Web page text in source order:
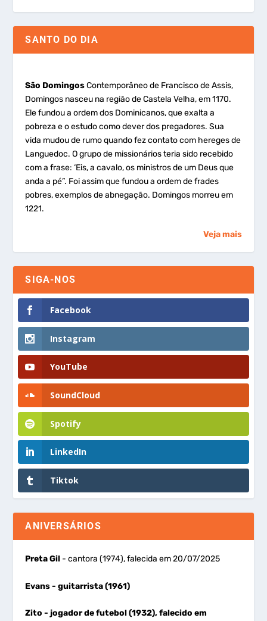
SANTO DO DIA
São DomingosContemporâneo de Francisco de Assis,
Domingos nasceu na região de Castela Velha, em 1170.
Ele fundou a ordem dos Dominicanos, que exalta a
pobreza e o estudo como dever dos pregadores. Sua
vida mudou de rumo quando fez contato com hereges de
Languedoc. O grupo de missionários teria sido recebido
com a frase: ‘Eis, a cavalo, os ministros de um Deus que
anda a pé”. Foi assim que fundou a ordem de frades
pobres, exemplos de abnegação. Domingos morreu em
1221.
Veja mais
SIGA-NOS
Facebook
Instagram
YouTube
SoundCloud
Spotify
LinkedIn
Tiktok
ANIVERSÁRIOS
Preta Gil - cantora (1974), falecida em 20/07/2025
Evans- guitarrista (1961)
Zito- jogador de futebol (1932), falecido em